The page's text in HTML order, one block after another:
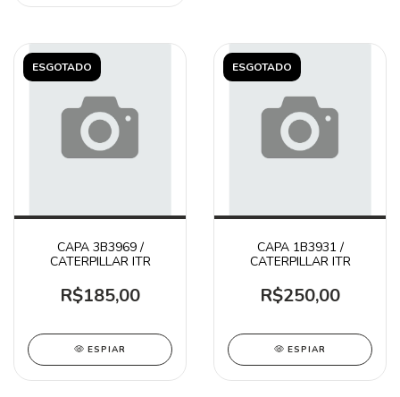
ESGOTADO
CAPA 3B3969 /
CATERPILLAR ITR
R$185,00
ESPIAR
ESGOTADO
CAPA 1B3931 /
CATERPILLAR ITR
R$250,00
ESPIAR